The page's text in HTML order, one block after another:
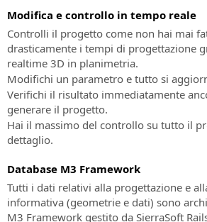
SierraSoft
Rails
Software
BIM
per
la
progettazione
di
ferrovie
SierraSoft
Roads
Software
BIM
Training
Corsi
online
in
diretta
e
in
differita
SierraSoft
Coaching
Servizio
di
affiancamento
eventi
“Online
-
Live”
Modifica e controllo in tempo reale
Controlli il progetto come non hai mai
drasticamente i tempi di progettazione
realtime 3D in planimetria.
Modifichi un parametro e tutto si
Verifichi il risultato immediatamente
generare il progetto.
Hai il massimo del controllo su tutto il
dettaglio.
Database M3 Framework
Tutti i dati relativi alla progettazione e
informativa (geometrie e dati) sono
M3 Framework gestito da SierraSoft